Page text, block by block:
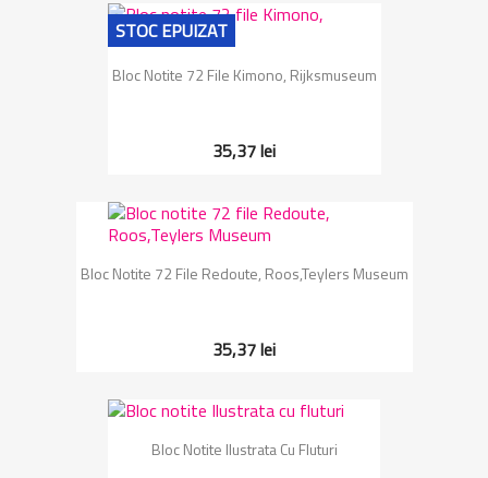
Bloc Notite 72 File Kimono, Rijksmuseum
35,37 lei
STOC EPUIZAT
Bloc Notite 72 File Redoute, Roos,Teylers Museum
35,37 lei
Bloc Notite Ilustrata Cu Fluturi